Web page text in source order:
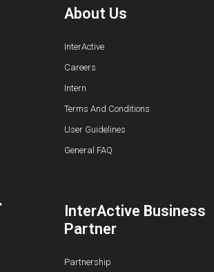
About Us
InterActive
Careers
Intern
Terms And Conditions
User Guidelines
General FAQ
InterActive Business
Partner
Partnership